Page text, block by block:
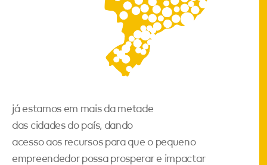
já estamos em mais da metade
das cidades do país, dando
acesso aos recursos para que o pequeno
empreendedor possa prosperar e impactar